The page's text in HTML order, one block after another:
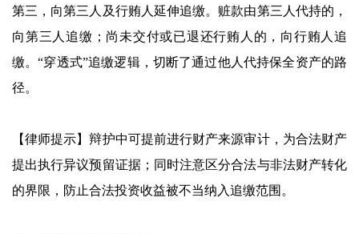
第三，向第三人及行贿人延伸追缴。赃款由第三人代持的，
向第三人追缴；尚未交付或已退还行贿人的，向行贿人追
缴。“穿透式”追缴逻辑，切断了通过他人代持保全资产的路
径。
【律师提示】辩护中可提前进行财产来源审计，为合法财产
提出执行异议预留证据；同时注意区分合法与非法财产转化
的界限，防止合法投资收益被不当纳入追缴范围。